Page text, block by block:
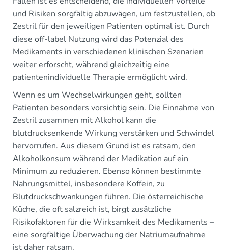
und Risiken sorgfältig abzuwägen, um festzustellen, ob
Zestril für den jeweiligen Patienten optimal ist. Durch
diese off-label Nutzung wird das Potenzial des
Medikaments in verschiedenen klinischen Szenarien
weiter erforscht, während gleichzeitig eine
patientenindividuelle Therapie ermöglicht wird.
Wenn es um Wechselwirkungen geht, sollten
Patienten besonders vorsichtig sein. Die Einnahme von
Zestril zusammen mit Alkohol kann die
blutdrucksenkende Wirkung verstärken und Schwindel
hervorrufen. Aus diesem Grund ist es ratsam, den
Alkoholkonsum während der Medikation auf ein
Minimum zu reduzieren. Ebenso können bestimmte
Nahrungsmittel, insbesondere Koffein, zu
Blutdruckschwankungen führen. Die österreichische
Küche, die oft salzreich ist, birgt zusätzliche
Risikofaktoren für die Wirksamkeit des Medikaments –
eine sorgfältige Überwachung der Natriumaufnahme
ist daher ratsam.